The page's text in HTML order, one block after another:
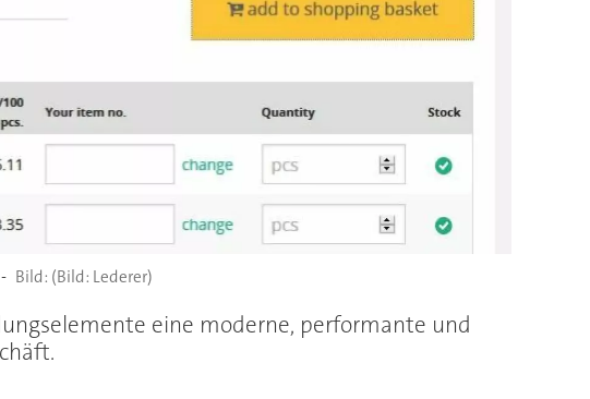
(Bild: Lederer)
eine moderne, performante und